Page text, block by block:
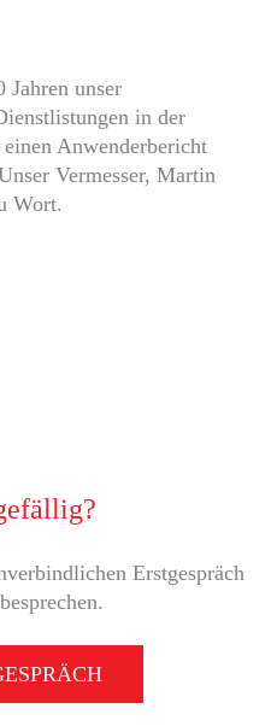
unser
in der
Anwenderbericht
Vermesser, Martin
Wort.
Erstgespräch